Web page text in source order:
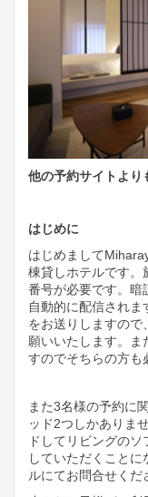
他の予約サイトより
はじめに
はじめまして
棟貸しホテルです。
番号が必要です。暗
自動的に配信され
をお送りしますので
願いいたします。ま
すのでそちらの方も
また3名様の予約に
ッド2つしかありま
ドしてリビングの
していただくこと
ルにてお問合せくだ